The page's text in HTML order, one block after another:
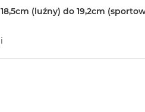
(luźny) do 19,2cm